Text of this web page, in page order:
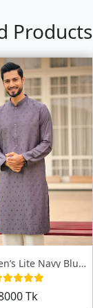
Products
LUBNAN Men’s Lite Navy Blue Color Regula...
Tk